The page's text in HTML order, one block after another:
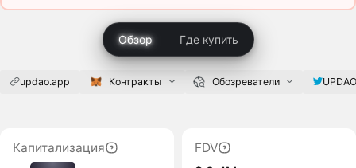
Обзор Где купить
updao.app Контракты Обозреватели
Капитализация
FDV